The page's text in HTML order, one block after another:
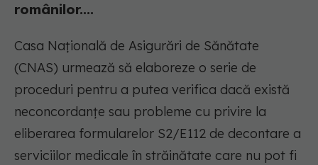
românilor....
Casa Naţională de Asigurări de Sănătate
(CNAS) urmează să elaboreze o serie de
proceduri pentru a putea verifica dacă există
neconcordanţe sau probleme cu privire la
eliberarea formularelor S2/E112 de decontare a
serviciilor medicale în străinătate care nu pot fi